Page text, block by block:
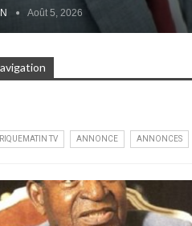
Août 5, 2026
TV ANNONCE ANNONCES